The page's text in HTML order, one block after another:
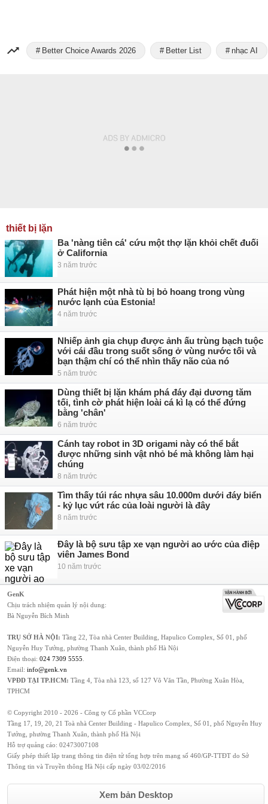
Better Choice Awards 2026 Better List nhạc AI
thiết bị lặn
Ba 'nàng tiên cá' cứu một thợ lặn khỏi chết đuối
ở California
3 năm trước
Phát hiện một nhà tù bị bỏ hoang trong vùng
nước lạnh của Estonia!
4 năm trước
Nhiếp ảnh gia chụp được ảnh ấu trùng bạch tuộc
với cái đầu trong suốt sống ở vùng nước tối và
bạn thậm chí có thể nhìn thấy não của nó
5 năm trước
Dùng thiết bị lặn khám phá đáy đại dương tăm
tối, tình cờ phát hiện loài cá kì lạ có thể đứng
bằng 'chân'
6 năm trước
Cánh tay robot in 3D origami này có thể bắt
được những sinh vật nhỏ bé mà không làm hại
chúng
8 năm trước
Tìm thấy túi rác nhựa sâu 10.000m dưới đáy biển
- kỷ lục vứt rác của loài người là đây
8 năm trước
Đây là bộ sưu tập xe vạn người ao ước của điệp
viên James Bond
10 năm trước
GenK
Chịu trách nhiệm quản lý nội dung:
Bà Nguyễn Bích Minh
TRỤ SỞ HÀ NỘI: Tầng 22, Tòa nhà Center Building, Hapulico Complex, Số 01, phố
Nguyễn Huy Tưởng, phường Thanh Xuân, thành phố Hà Nội
Điện thoại: 024 7309 5555
Email: info@genk.vn
VPĐD TẠI TP.HCM: Tầng 4, Tòa nhà 123, số 127 Võ Văn Tần, Phường Xuân Hòa,
TPHCM
© Copyright 2010 - 2026 - Công ty Cổ phần VCCorp
Tầng 17, 19, 20, 21 Toà nhà Center Building - Hapulico Complex, Số 01, phố Nguyễn Huy
Tưởng, phường Thanh Xuân, thành phố Hà Nội
Hỗ trợ quảng cáo: 02473007108
Giấy phép thiết lập trang thông tin điện tử tổng hợp trên mạng số 460/GP-TTĐT do Sở
Thông tin và Truyền thông Hà Nội cấp ngày 03/02/2016
Xem bản Desktop